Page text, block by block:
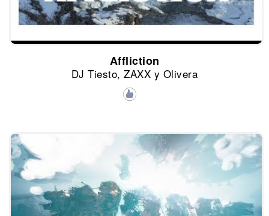
Affliction
DJ Tiesto, ZAXX y Olivera